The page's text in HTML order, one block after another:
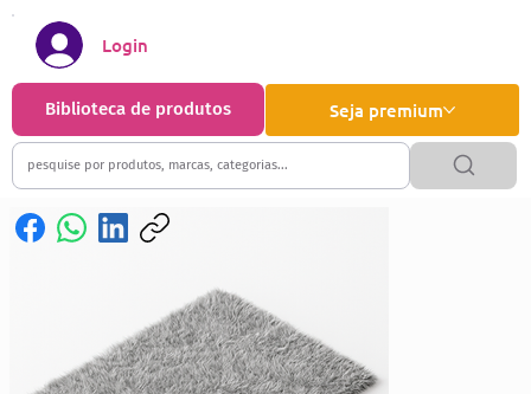
Seja premium
Biblioteca de produtos
Login